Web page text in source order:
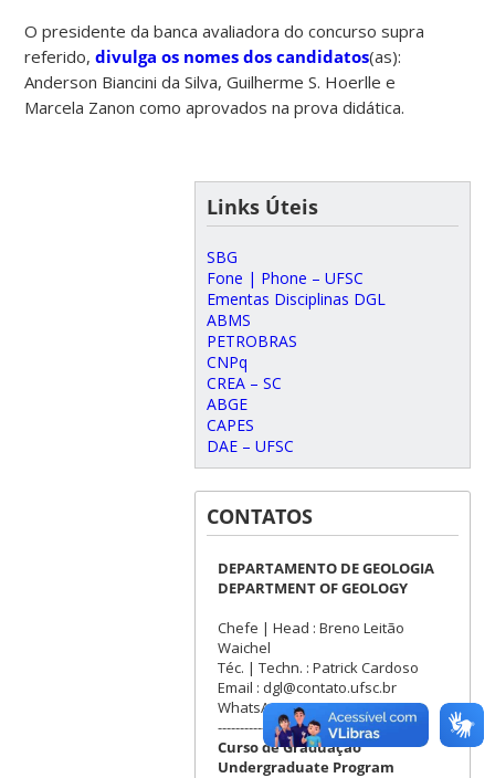
O presidente da banca avaliadora do concurso supra
referido,divulga os nomes dos candidatos(as):
Anderson Biancini da Silva, Guilherme S. Hoerlle e
Marcela Zanon como aprovados na prova didática.
Links Úteis
SBG
Fone | Phone – UFSC
Ementas Disciplinas DGL
ABMS
PETROBRAS
CNPq
CREA – SC
ABGE
CAPES
DAE – UFSC
CONTATOS
DEPARTAMENTO DE GEOLOGIA
DEPARTMENT OF GEOLOGY
Chefe | Head : Breno Leitão
Waichel
Téc. | Techn. : Patrick Cardoso
Email : dgl@contato.ufsc.br
WhatsApp: +55 (48) 3721-3502
-------------------------------------------
Curso de Graduação
Undergraduate Program